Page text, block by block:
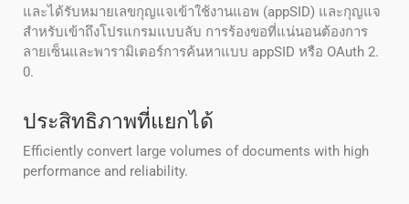
และได้รับหมายเลขกุญแจเข้าใช้งานแอพ (appSID) และกุญแจ
สําหรับเข้าถึงโปรแกรมแบบลับ การร้องขอที่แน่นอนต้องการ
ลายเซ็นและพารามิเตอร์การค้นหาแบบ appSID หรือ OAuth 2.
0.
ประสิทธิภาพที่แยกได้
Efficiently convert large volumes of documents with high
performance and reliability.